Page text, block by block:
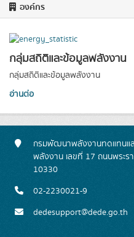
องค์กร
กลุ่มสถิติและข้อมูลพลังงาน
กลุ่มสถิติและข้อมูลพลังงาน
อ่านต่อ
กรมพัฒนาพลังงานทดแทนแ
พลังงาน เลขที่ 17 ถนนพระ
10330
02-2230021-9
dedesupport@dede.go.th